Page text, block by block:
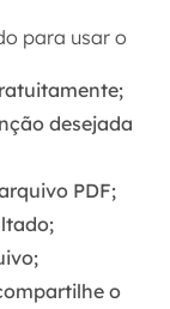
para usar o
desejada
PDF;
o